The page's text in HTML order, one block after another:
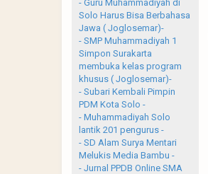
- Guru Muhammadiyah di
Solo Harus Bisa Berbahasa
Jawa ( Joglosemar)-
- SMP Muhammadiyah 1
Simpon Surakarta
membuka kelas program
khusus ( Joglosemar)-
- Subari Kembali Pimpin
PDM Kota Solo -
- Muhammadiyah Solo
lantik 201 pengurus -
- SD Alam Surya Mentari
Melukis Media Bambu -
- Jurnal PPDB Online SMA